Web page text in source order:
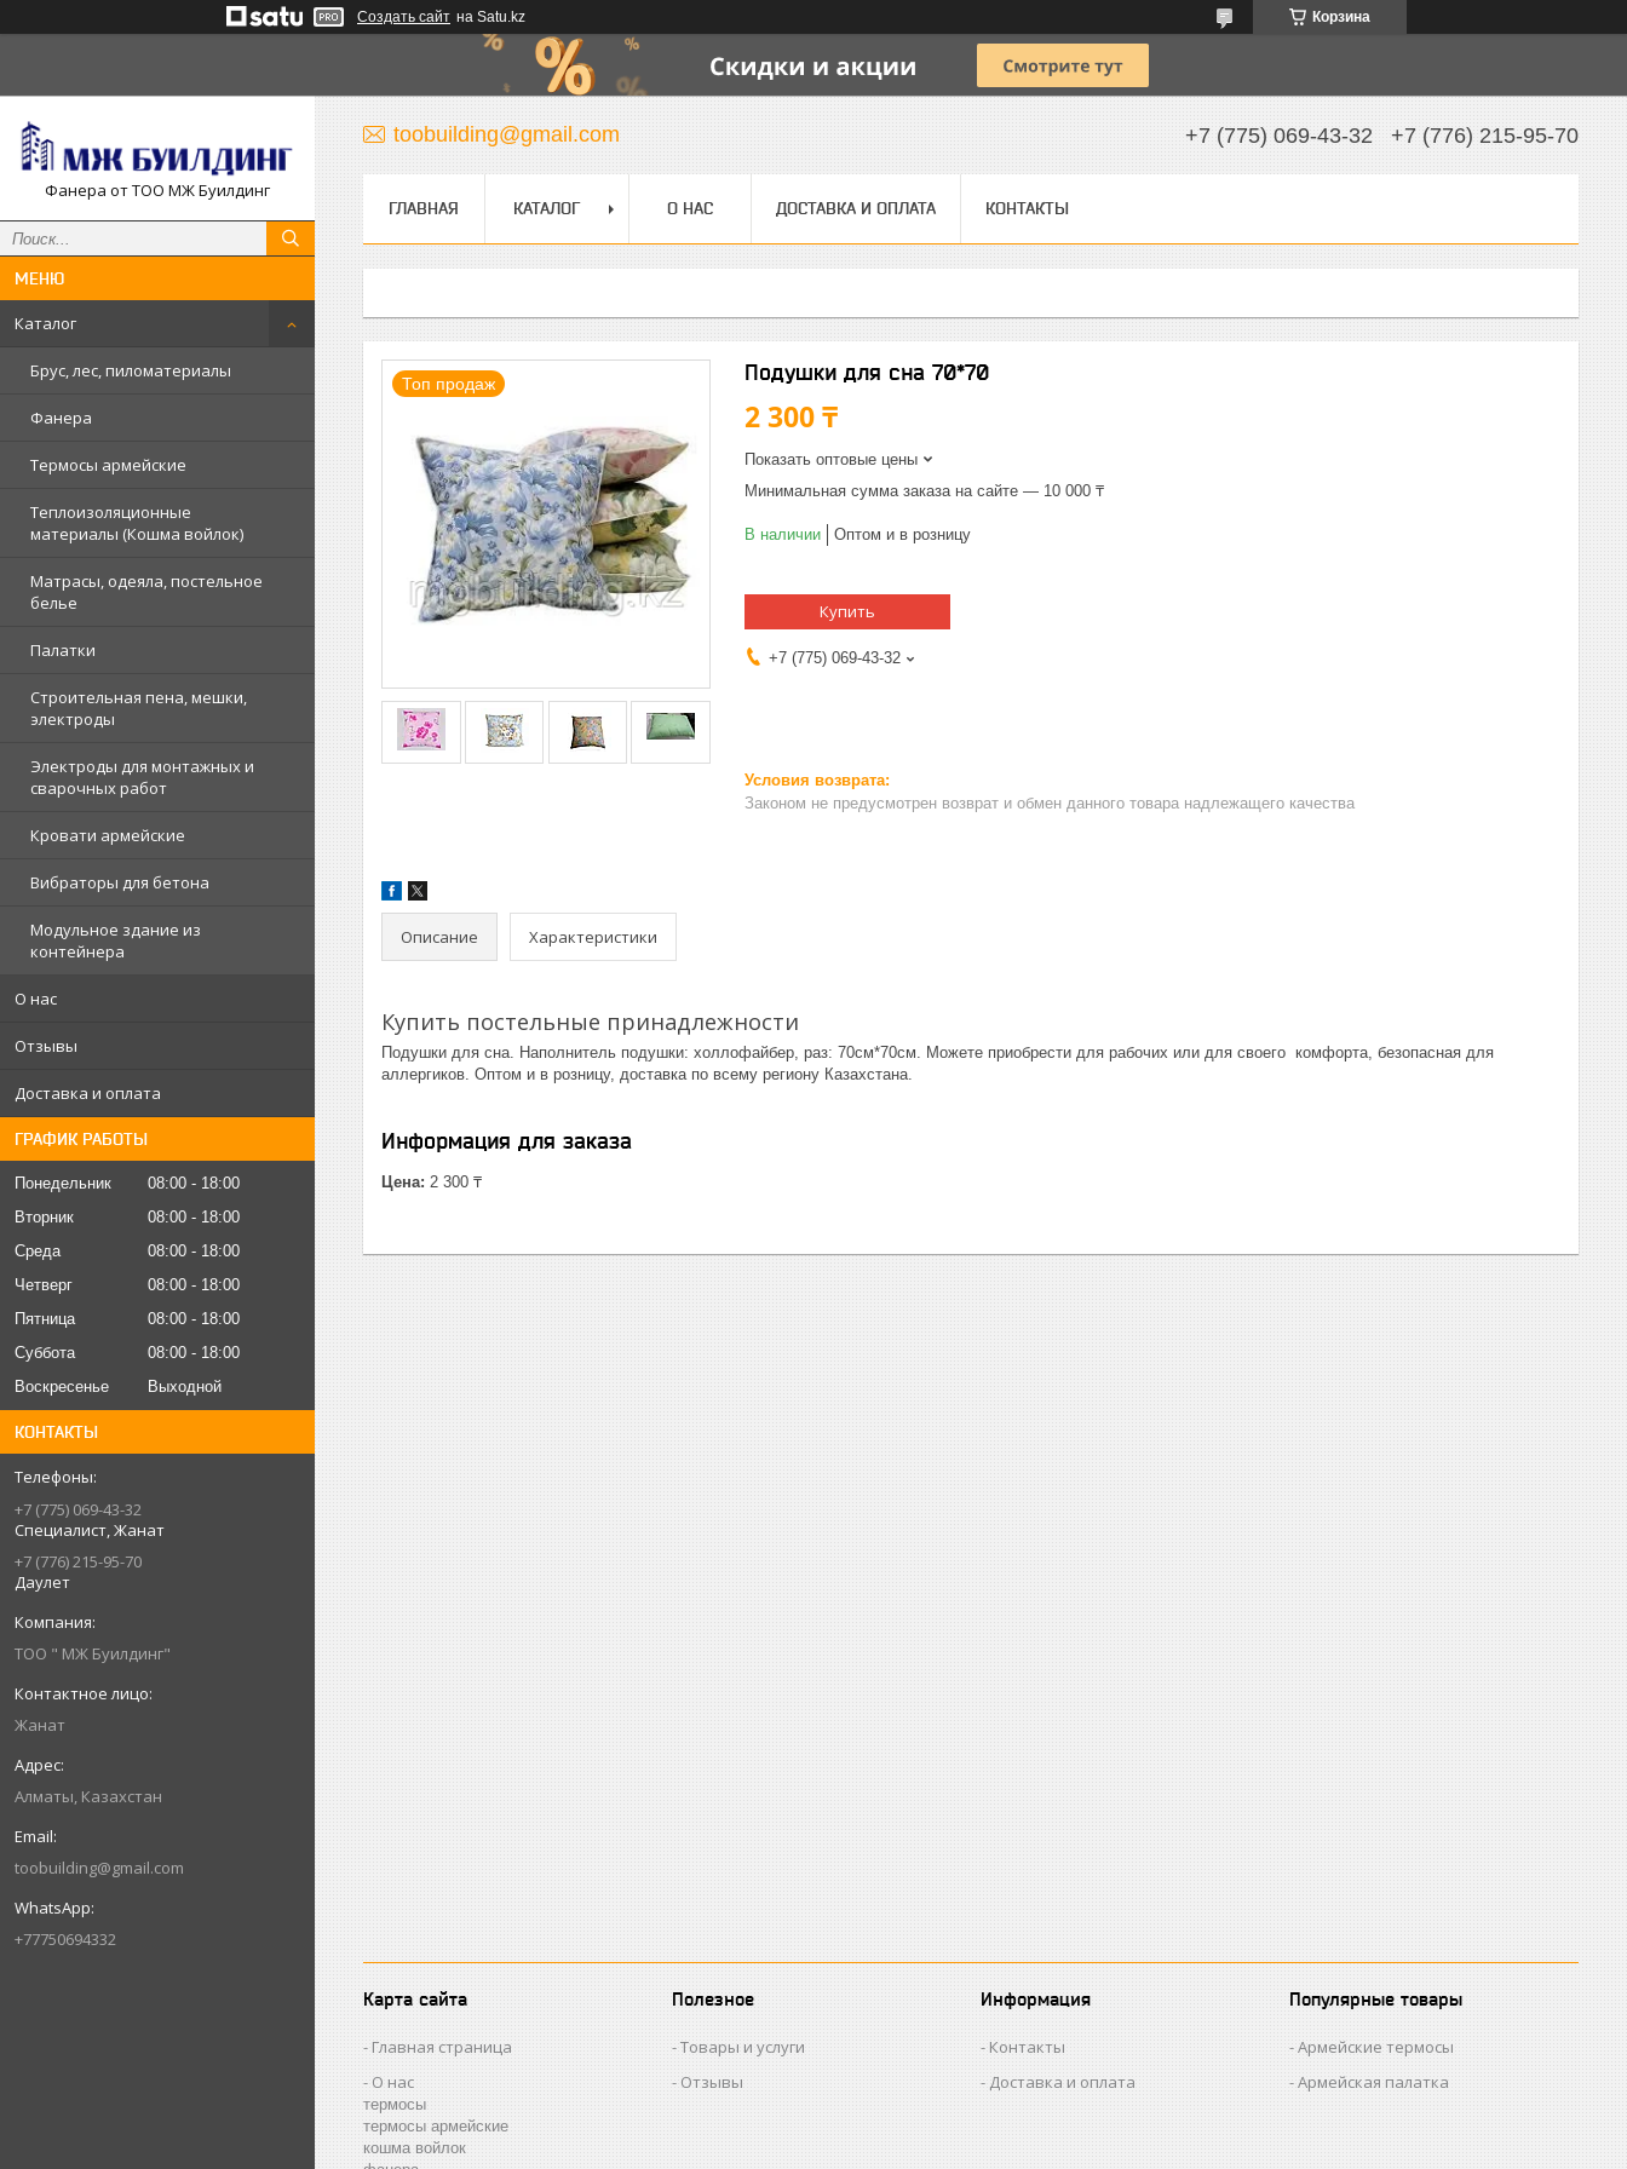
Создать сайт на Satu.kz Корзина
Фанера от ТОО МЖ Буилдинг
Каталог
Брус, лес, пиломатериалы
Фанера
Термосы армейские
Теплоизоляционные
материалы (Кошма войлок)
Матрасы, одеяла, постельное
белье
Палатки
Строительная пена, мешки,
электроды
Электроды для монтажных и
сварочных работ
Кровати армейские
Вибраторы для бетона
Модульное здание из
контейнера
О нас
Отзывы
Доставка и оплата
ГРАФИК РАБОТЫ
Понедельник 08:00
18:00
Вторник
08:00
18:00
Среда
08:00
18:00
Четверг
08:00
18:00
Пятница
08:00
18:00
Суббота
08:00
18:00
Воскресенье
Выходной
КОНТАКТЫ
+7 (775) 069-43-32
Специалист, Жанат
+7 (776) 215-95-70
Даулет
ТОО " МЖ Буилдинг"
Жанат
Алматы, Казахстан
toobuilding@gmail.com
+77750694332
toobuilding@gmail.com +7 (775) 069-43-32 +7 (776) 215-95-70
ГЛАВНАЯ КАТАЛОГ О НАС ДОСТАВКА И ОПЛАТА КОНТАКТЫ
Топ продаж Подушки для сна 70*70
2 300 ₸
Показать оптовые цены
Минимальная сумма заказа на сайте — 10 000 ₸
В наличии Оптом и в розницу
Купить
+7 (775) 069-43-32
Законом не предусмотрен возврат и обмен данного товара надлежащего качества
Описание Характеристики
Купить постельные принадлежности
Подушки для сна. Наполнитель подушки: холлофайбер, раз: 70см*70см. Можете приобрести для рабочих или для своего комфорта, безопасная для
аллергиков. Оптом и в розницу, доставка по всему региону Казахстана.
Информация для заказа
Цена: 2 300 ₸
Карта сайта
Главная страница
О нас
Полезное
Товары и услуги
Отзывы
Информация
Контакты
Доставка и оплата
Популярные товары
Армейские термосы
Армейская палатка
термосы
термосы армейские
кошма войлок